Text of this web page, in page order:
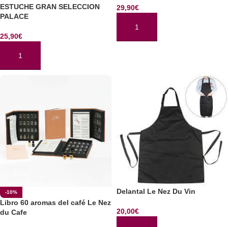
ESTUCHE GRAN SELECCION
PALACE
25,90€
AÑADIR AL CARRITO
29,90€
AÑADIR AL CARRITO
-10%
Libro 60 aromas del café Le Nez
du Cafe
Delantal Le Nez Du Vin
20,00€